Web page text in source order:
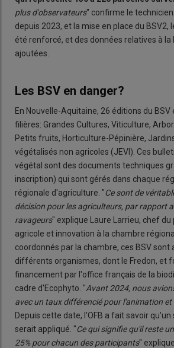
plus d'observateurs" confirme le
depuis 2023, et la mise en place du BSV2,
été renforcé, et des données relatives à
ajoutées.
Les BSV en danger?
En Nouvelle-Aquitaine, 26 éditions du BSV
filières: Grandes Cultures, Viticulture,
Petits fruits, Horticulture-Pépinière,
végétalisés non agricoles (JEVI). Ces
végétal sont des documents techniques
inscription) qui sont gérés dans chaque
régionale d'agriculture. "Ce sont de
décision pour les agriculteurs, par rapport
ravageurs" explique Laure Larrieu, chef
agricole et innovation à la chambre
coordonnés par la chambre, ces BSV sont
différents organismes, dont le Fredon, et
financement par l'office français de la
cadre d'Ecophyto. "Avant 2024, nous
avec un taux différencié pour l'animation et
Depuis cette date, l'OFB a fait savoir qu'un
serait appliqué. "Ce qui signifie qu'il reste
25% pour chacun des participants"